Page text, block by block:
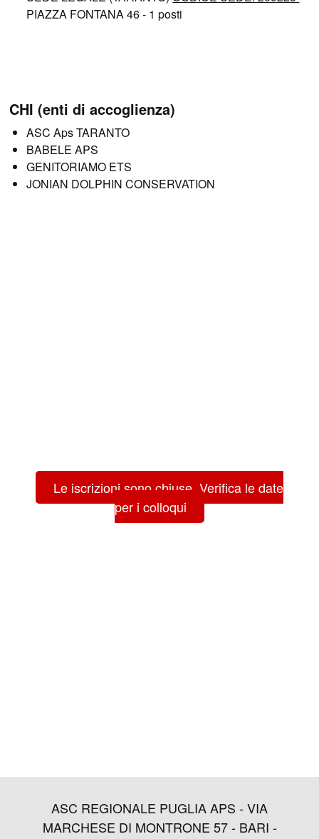
CHI (enti di accoglienza)
ASC Aps TARANTO
BABELE APS
GENITORIAMO ETS
JONIAN DOLPHIN CONSERVATION
PIAZZA FONTANA 46 - 1 posti
Le iscrizioni sono chiuse. Verifica le date
per i colloqui
ASC REGIONALE PUGLIA APS - VIA
MARCHESE DI MONTRONE 57 - BARI -